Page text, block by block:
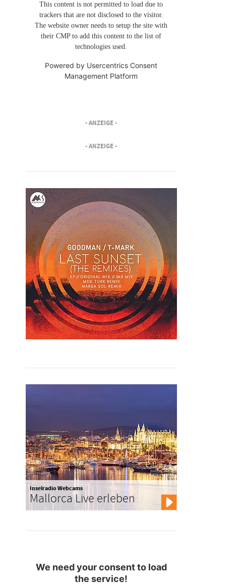
This content is not permitted to load due to
trackers that are not disclosed to the visitor.
The website owner needs to setup the site with
their CMP to add this content to the list of
technologies used.
Powered by Usercentrics Consent
Management Platform
- ANZEIGE -
- ANZEIGE -
Inselradio Webcams
Mallorca Live erleben
We need your consent to load
the service!